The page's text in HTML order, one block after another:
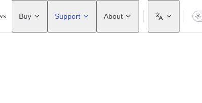
Buy Support About